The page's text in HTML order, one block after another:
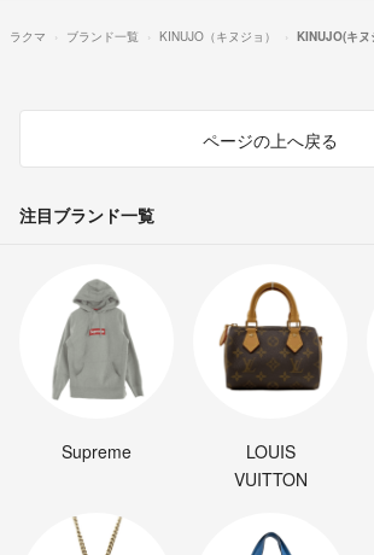
ラクマ ブランド一覧 KINUJO（キヌジョ） KINUJO(キヌ
ページの上へ戻る
注目ブランド一覧
Supreme
LOUIS
VUITTON